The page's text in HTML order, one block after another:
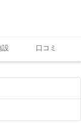
設 口コミ